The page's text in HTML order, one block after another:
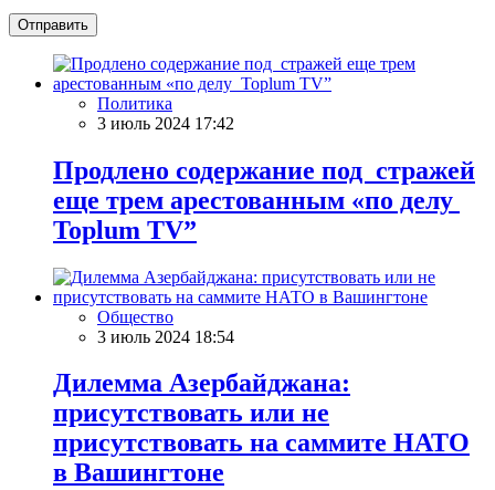
Отправить
Политика
3 июль 2024 17:42
Продлено содержание под стражей
еще трем арестованным «по делу
Toplum TV”
Общество
3 июль 2024 18:54
Дилемма Азербайджана:
присутствовать или не
присутствовать на саммите НАТО
в Вашингтоне